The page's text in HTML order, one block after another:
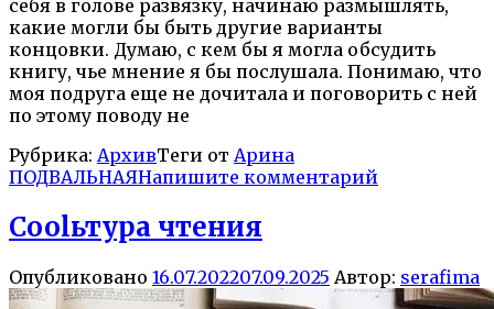
себя в голове развязку, начинаю размышлять,
какие могли бы быть другие варианты
концовки. Думаю, с кем бы я могла обсудить
книгу, чье мнение я бы послушала. Понимаю, что
моя подруга еще не дочитала и поговорить с ней
по этому поводу не
Рубрика: АрхивТеги от Арина
ПОДВАЛЬНАЯНапишите комментарий
Coolьтура чтения
Опубликовано 16.07.202207.09.2025 Автор: serafima